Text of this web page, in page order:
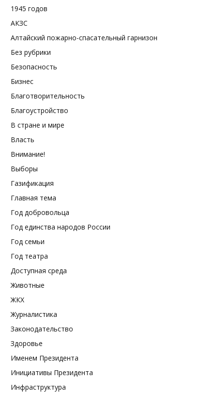
1945 годов
АКЗС
Алтайский пожарно-спасательный гарнизон
Без рубрики
Безопасность
Бизнес
Благотворительность
Благоустройство
В стране и мире
Власть
Внимание!
Выборы
Газификация
Главная тема
Год добровольца
Год единства народов России
Год семьи
Год театра
Доступная среда
Животные
ЖКХ
Журналистика
Законодательство
Здоровье
Именем Президента
Инициативы Президента
Инфраструктура